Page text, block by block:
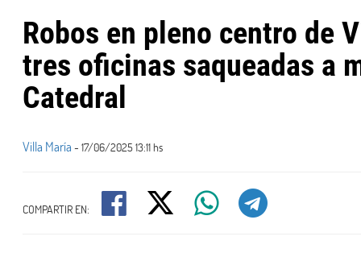
Robos en pleno centro de
tres oficinas saqueadas a
Catedral
Villa María - 17/06/2025 13:11 hs
COMPARTIR EN: